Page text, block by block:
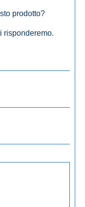
prodotto?
risponderemo.